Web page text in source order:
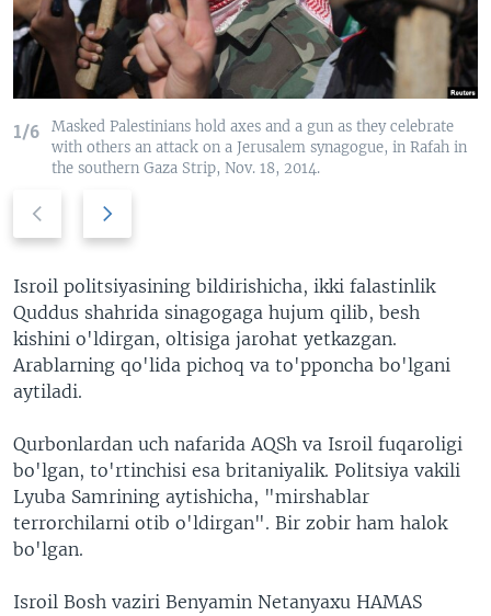
VIDEO
XABARLAR SURATLARDA
ODNOKLASSNIKI
TELEGRAM
TWITTER
SOUNDCLOUD
VOA
1/6
Masked Palestinians hold axes and a gun as they celebrate
with others an attack on a Jerusalem synagogue, in Rafah in
the southern Gaza Strip, Nov. 18, 2014.
Previous
slide
Next
slide
Isroil politsiyasining bildirishicha, ikki falastinlik
Quddus shahrida sinagogaga hujum qilib, besh
kishini o'ldirgan, oltisiga jarohat yetkazgan.
Arablarning qo'lida pichoq va to'pponcha bo'lgani
aytiladi.
Qurbonlardan uch nafarida AQSh va Isroil fuqaroligi
bo'lgan, to'rtinchisi esa britaniyalik. Politsiya vakili
Lyuba Samrining aytishicha, "mirshablar
terrorchilarni otib o'ldirgan". Bir zobir ham halok
bo'lgan.
Isroil Bosh vaziri Benyamin Netanyaxu HAMAS